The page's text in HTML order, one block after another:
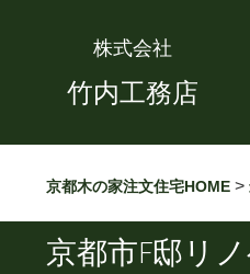
株式会社
竹内工務店
京都木の家注文住宅HOME >
京都市F邸リ